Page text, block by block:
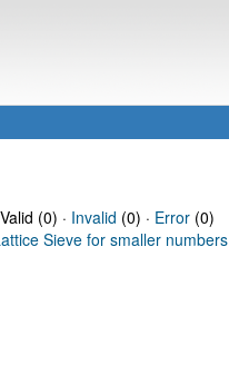
(0) · Invalid (0) · Error(0)
Sieve for smaller numbers